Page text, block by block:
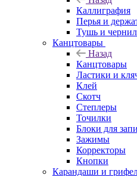
Каллиграфия
Перья и
Тушь и
Канцтовары
Назад
Канцтовары
Ластики и
Клей
Скотч
Степлеры
Точилки
Блоки для
Зажимы
Корректоры
Кнопки
Карандаши и